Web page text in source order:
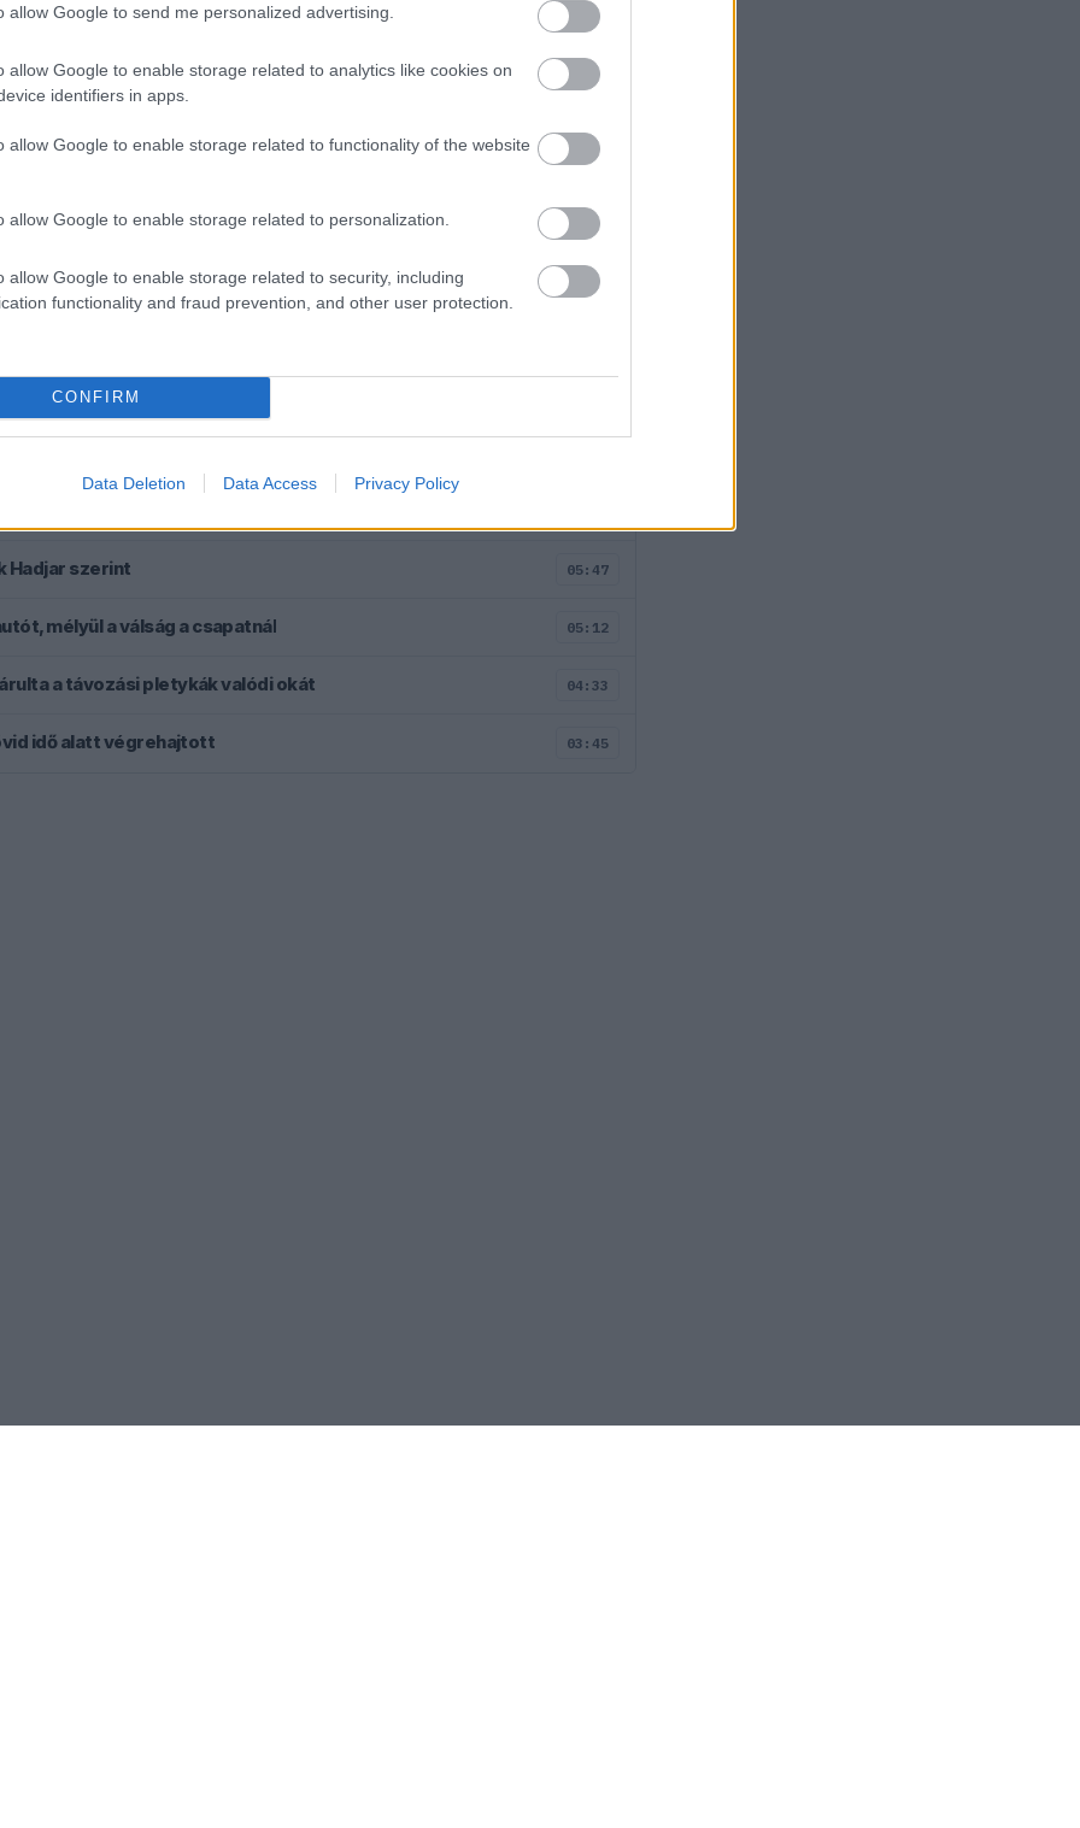
allow Google to send me personalized advertising.
allow Google to enable storage related to analytics like cookies on
identifiers in apps.
allow Google to enable storage related to functionality of the website
allow Google to enable storage related to personalization.
allow Google to enable storage related to security, including
functionality and fraud prevention, and other user protection.
CONFIRM
Data Deletion Data Access Privacy Policy
NémításVálasz
következtetni, hogy a versenyző legalább a 2028-as vagy
a több éves hosszabbítás inkább 2031 lehet.
is.
Hamilton miatt
Hadjar szerint 05:47
mélyül a válság a csapatnál 05:12
a távozási pletykák valódi okát 04:33
idő alatt végrehajtott 03:45